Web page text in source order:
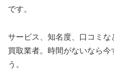
です。
サービス、知名度、口コミ
買取業者。時間がないなら
う。